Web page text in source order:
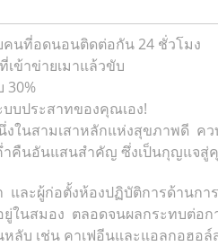
คนที่อดนอนติดต่อกัน 24 ชั่วโมง
เข้าข่ายเมาแล้วขับ
30%
บประสาทของคุณเอง!
นสามเสาหลักแห่งสุขภาพดี ค
คืนอันแสนสำคัญ ซึ่งเป็นกุญแจ
และผู้ก่อตั้งห้องปฏิบัติการด้าน
นสมอง ตลอดจนผลกระทบต่อก
ลับ เช่น คาเฟอีนและแอลกอฮอ